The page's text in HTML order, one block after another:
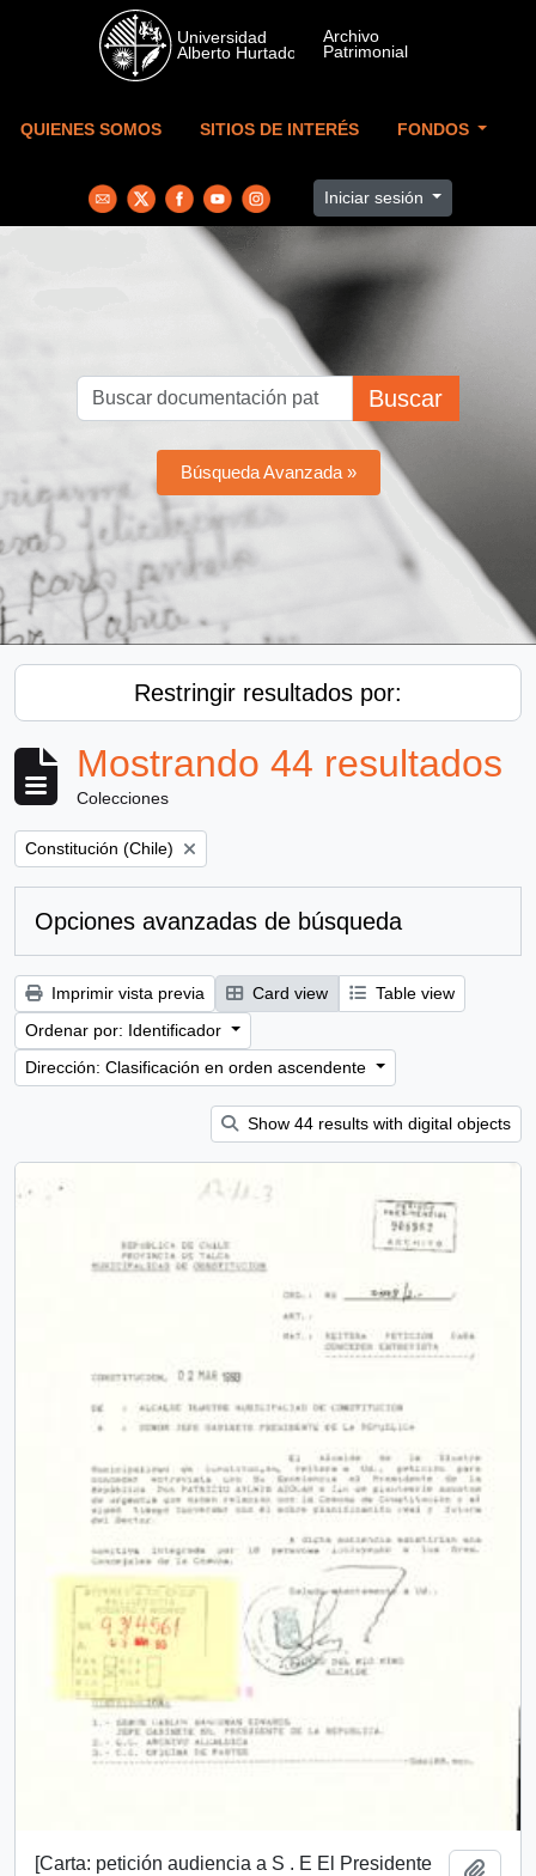
Skip to main content
QUIENES SOMOS SITIOS DE INTERÉS FONDOS
Iniciar sesión
Buscar
Búsqueda Avanzada »
Restringir resultados por:
Mostrando 44 resultados
Colecciones
Remove filter:
Constitución (Chile)
Opciones avanzadas de búsqueda
Imprimir vista previa Card view
Table view
Ordenar por: Identificador
Dirección: Clasificación en orden ascendente
Show 44 results with digital objects
[Carta: petición audiencia a S . E El Presidente